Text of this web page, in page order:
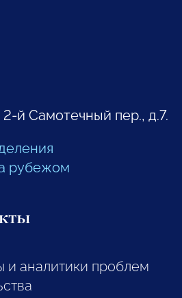
2-й Самотечный пер., д.7.
рубежом
и аналитики проблем